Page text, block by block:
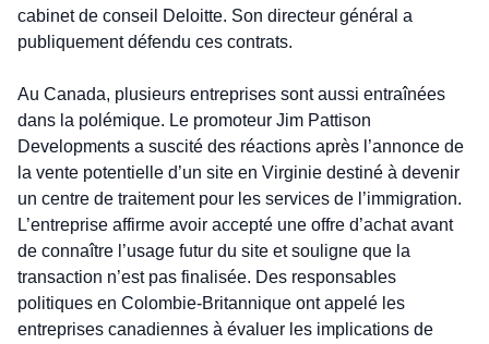
cabinet de conseil Deloitte. Son directeur général a
publiquement défendu ces contrats.
Au Canada, plusieurs entreprises sont aussi entraînées
dans la polémique. Le promoteur Jim Pattison
Developments a suscité des réactions après l’annonce de
la vente potentielle d’un site en Virginie destiné à devenir
un centre de traitement pour les services de l’immigration.
L’entreprise affirme avoir accepté une offre d’achat avant
de connaître l’usage futur du site et souligne que la
transaction n’est pas finalisée. Des responsables
politiques en Colombie-Britannique ont appelé les
entreprises canadiennes à évaluer les implications de